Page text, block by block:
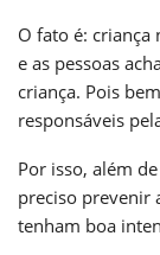
O fato é: criança
e as pessoas
criança. Pois
responsáveis
Por isso, além
preciso prevenir
tenham boa